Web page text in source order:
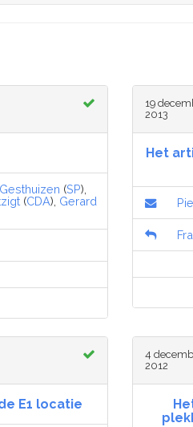
(SP),
(CDA), Gerard
19
2013
Het
E1 locatie
4
2012